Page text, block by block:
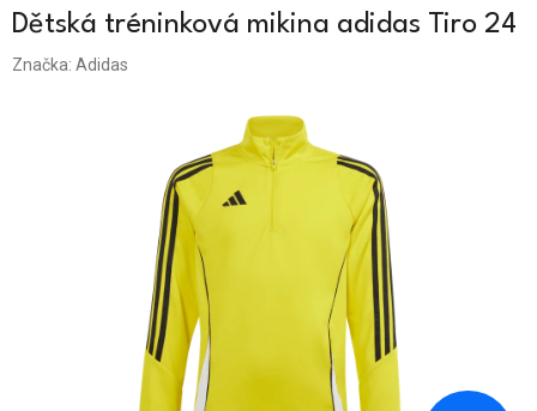
Dětská tréninková mikina adidas Tiro 24
Značka: Adidas